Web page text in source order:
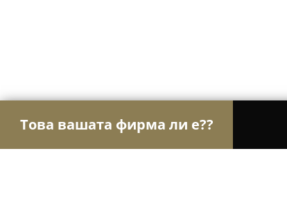
Това вашата фирма ли е??